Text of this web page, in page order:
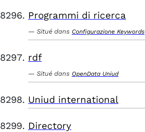
Programmi di ricerca
Situé dans Configurazione Keywords
rdf
Situé dans OpenData Uniud
Uniud international
Directory